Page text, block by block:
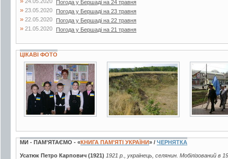
Погода у Бершаді на 24 травня
» 23.05.2020 Погода у Бершаді на 23 травня
» 22.05.2020 Погода у Бершаді на 22 травня
» 21.05.2020 Погода у Бершаді на 21 травня
ЦІКАВІ ФОТО
4 фото 14 фото 3 фото
МИ - ПАМ’ЯТАЄМО - «КНИГА ПАМ’ЯТІ УКРАЇНИ» / ЧЕРНЯТКА
Усатюк Петро Карпович (1921) 1921 р., українець, селянин. Мобілізований